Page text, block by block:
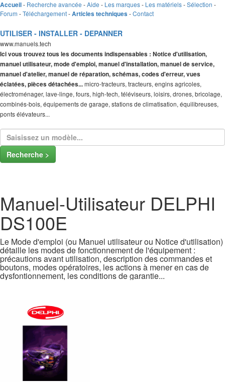
Accueil- Recherche avancée -Aide - Les marques- Les matériels-Sélection -
Forum -Téléchargement-Articles techniques -Contact
UTILISER - INSTALLER - DEPANNER
www.manuels.tech
Ici vous trouvez tous les documents indispensables : Notice d'utilisation,
manuel utilisateur, mode d'emploi, manuel d'installation, manuel de service,
manuel d'atelier, manuel de réparation, schémas, codes d'erreur, vues
éclatées, pièces détachées...micro-tracteurs, tracteurs, engins agricoles,
électroménager, lave-linge, fours, high-tech, téléviseurs, loisirs, drones, bricolage,
combinés-bois, équipements de garage, stations de climatisation, équilibreuses,
ponts élévateurs...
Recherche >
Manuel-Utilisateur DELPHI
DS100E
Le Mode d'emploi (ou Manuel utilisateur ou Notice d'utilisation)
détaille les modes de fonctionnement de l'équipement :
précautions avant utilisation, description des commandes et
boutons, modes opératoires, les actions à mener en cas de
dysfontionnement, les conditions de garantie...